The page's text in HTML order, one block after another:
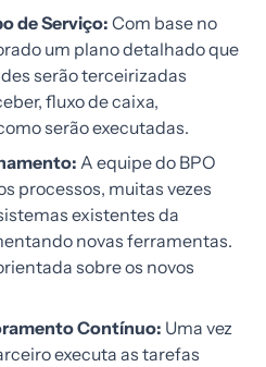
de Serviço: Com base no
um plano detalhado que
serão terceirizadas
fluxo de caixa,
serão executadas.
A equipe do BPO
processos, muitas vezes
existentes da
novas ferramentas.
sobre os novos
Contínuo: Uma vez
executa as tarefas